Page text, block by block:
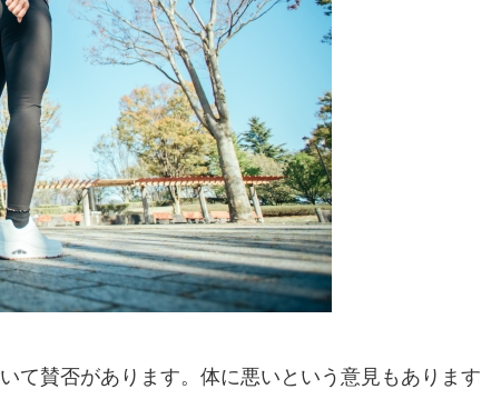
て賛否があります。体に悪いという意見もあります